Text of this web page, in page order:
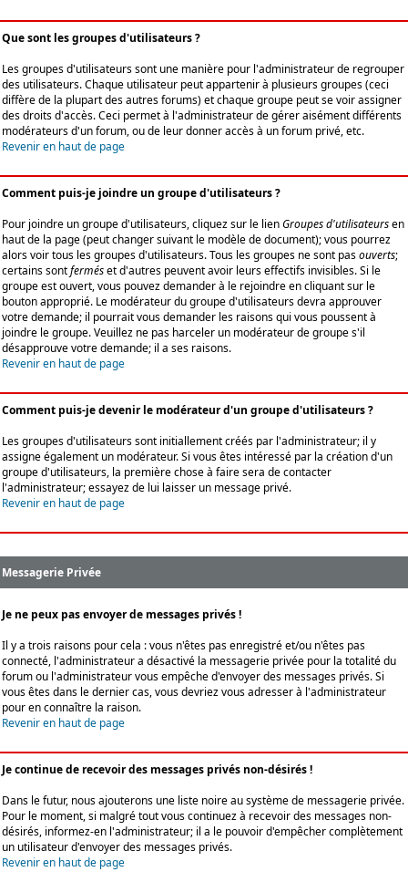
Que sont les groupes d'utilisateurs ?
Les groupes d'utilisateurs sont une manière pour l'administrateur de regrouper
des utilisateurs. Chaque utilisateur peut appartenir à plusieurs groupes (ceci
diffère de la plupart des autres forums) et chaque groupe peut se voir assigner
des droits d'accès. Ceci permet à l'administrateur de gérer aisément différents
modérateurs d'un forum, ou de leur donner accès à un forum privé, etc.
Revenir en haut de page
Comment puis-je joindre un groupe d'utilisateurs ?
Pour joindre un groupe d'utilisateurs, cliquez sur le lienGroupes d'utilisateursen
haut de la page (peut changer suivant le modèle de document); vous pourrez
alors voir tous les groupes d'utilisateurs. Tous les groupes ne sont pasouverts;
certains sontferméset d'autres peuvent avoir leurs effectifs invisibles. Si le
groupe est ouvert, vous pouvez demander à le rejoindre en cliquant sur le
bouton approprié. Le modérateur du groupe d'utilisateurs devra approuver
votre demande; il pourrait vous demander les raisons qui vous poussent à
joindre le groupe. Veuillez ne pas harceler un modérateur de groupe s'il
désapprouve votre demande; il a ses raisons.
Revenir en haut de page
Comment puis-je devenir le modérateur d'un groupe d'utilisateurs ?
Les groupes d'utilisateurs sont initiallement créés par l'administrateur; il y
assigne également un modérateur. Si vous êtes intéressé par la création d'un
groupe d'utilisateurs, la première chose à faire sera de contacter
l'administrateur; essayez de lui laisser un message privé.
Revenir en haut de page
Messagerie Privée
Je ne peux pas envoyer de messages privés !
Il y a trois raisons pour cela : vous n'êtes pas enregistré et/ou n'êtes pas
connecté, l'administrateur a désactivé la messagerie privée pour la totalité du
forum ou l'administrateur vous empêche d'envoyer des messages privés. Si
vous êtes dans le dernier cas, vous devriez vous adresser à l'administrateur
pour en connaître la raison.
Revenir en haut de page
Je continue de recevoir des messages privés non-désirés !
Dans le futur, nous ajouterons une liste noire au système de messagerie privée.
Pour le moment, si malgré tout vous continuez à recevoir des messages non-
désirés, informez-en l'administrateur; il a le pouvoir d'empêcher complètement
un utilisateur d'envoyer des messages privés.
Revenir en haut de page